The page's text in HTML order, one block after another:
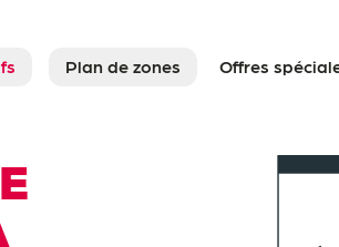
Plan de zones Offres